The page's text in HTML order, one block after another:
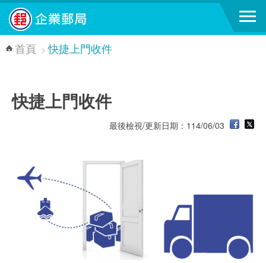
跳到主要內容區塊
首頁 >快捷上門收件
快捷上門收件
最後檢視/更新日期：114/06/03